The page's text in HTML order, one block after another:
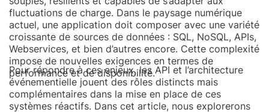
fluctuations de charge. Dans le paysage numérique
actuel, une application doit composer avec une variété
croissante de sources de données : SQL, NoSQL, APIs,
Webservices, et bien d’autres encore. Cette complexité
impose de nouvelles exigences en termes de
performance et de disponibilité.
Pour répondre à ces enjeux, les API et l’architecture
événementielle jouent des rôles distincts mais
complémentaires dans la mise en place de ces
systèmes réactifs. Dans cet article, nous explorerons